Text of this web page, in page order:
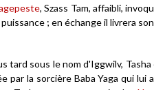
, Szass Tam, affaibli,
; en échange il livrera
tard sous le nom d'Iggwilv,
par la sorcière Baba Yaga qui lui